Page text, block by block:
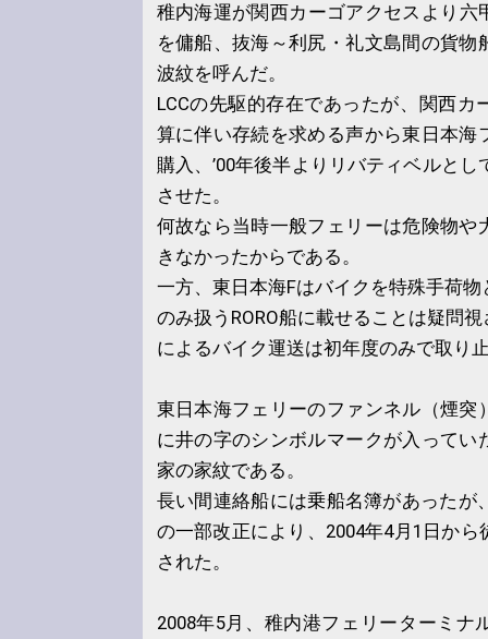
稚内海運が関西カーゴアクセスより六
を傭船、抜海～利尻・礼文島間の貨物
波紋を呼んだ。
LCCの先駆的存在であったが、関西カ
算に伴い存続を求める声から東日本海
購入、’00年後半よりリバティベルと
させた。
何故なら当時一般フェリーは危険物や
きなかったからである。
一方、東日本海Fはバイクを特殊手荷
のみ扱うRORO船に載せることは疑問
によるバイク運送は初年度のみで取り
東日本海フェリーのファンネル（煙突
に井の字のシンボルマークが入ってい
家の家紋である。
長い間連絡船には乗船名簿があったが
の一部改正により、2004年4月1日か
された。
2008年5月、稚内港フェリーターミナ